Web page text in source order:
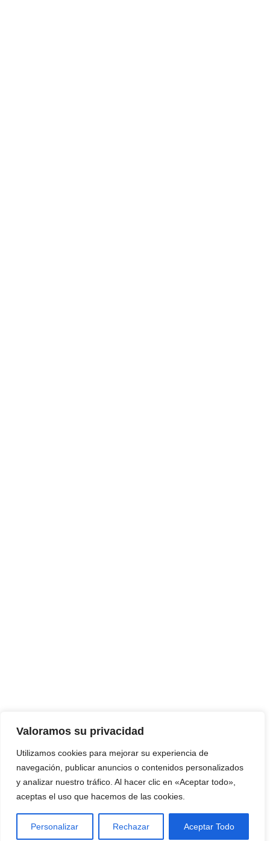
Valoramos su privacidad
Utilizamos cookies para mejorar su experiencia de
navegación, publicar anuncios o contenidos personalizados
y analizar nuestro tráfico. Al hacer clic en «Aceptar todo»,
aceptas el uso que hacemos de las cookies.
Personalizar Rechazar Aceptar Todo